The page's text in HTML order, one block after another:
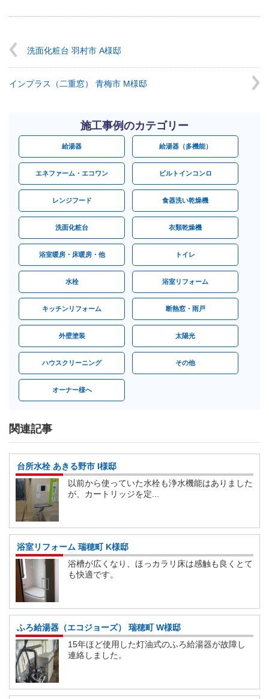
洗面化粧台 羽村市 A様邸
インプラス（二重窓） 青梅市 M様邸
施工事例のカテゴリー
給湯器 給湯器（多機能）
エネファーム・エコワン ビルトインコンロ
レンジフード 食器洗い乾燥機
洗面化粧台 衣類乾燥機
浴室暖房・床暖房・他 トイレ
水栓 浴室リフォーム
キッチンリフォーム 断熱窓・雨戸
外壁塗装 太陽光
ハウスクリーニング その他
オーナー様へ
関連記事
台所水栓 あきる野市 I様邸
以前から使っていた水栓も浄水機能はありました
が、カートリッジを定...
浴室リフォーム 瑞穂町 K様邸
浴槽が広くなり、ほっカラリ床は感触も良くとて
も快適です。
ふろ給湯器（エコジョーズ） 瑞穂町 W様邸
15年ほど使用した灯油式のふろ給湯器が故障し
連絡しました。